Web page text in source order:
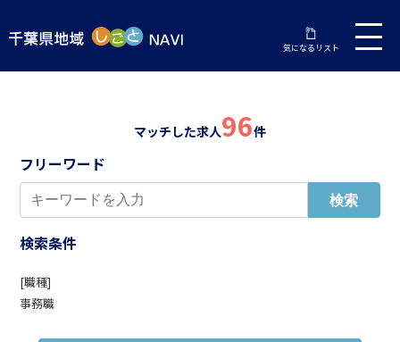
気になるリスト
マッチした求人96件
フリーワード
検索条件
[職種]
事務職